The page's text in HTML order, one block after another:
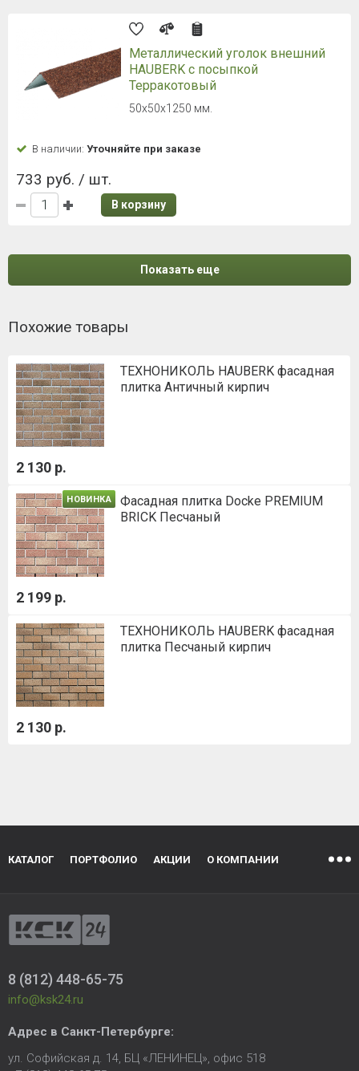
Металлический уголок внешний
HAUBERK с посыпкой
Терракотовый
50х50х1250 мм.
В наличии: Уточняйте при заказе
733 руб. / шт.
В корзину
Показать еще
Похожие товары
ТЕХНОНИКОЛЬ HAUBERK фасадная
плитка Античный кирпич
2 130 р.
НОВИНКА
Фасадная плитка Docke PREMIUM
BRICK Песчаный
2 199 р.
ТЕХНОНИКОЛЬ HAUBERK фасадная
плитка Песчаный кирпич
2 130 р.
КАТАЛОГ ПОРТФОЛИО АКЦИИ О КОМПАНИИ
8 (812) 448-65-75
info@ksk24.ru
Адрес в Санкт-Петербурге:
ул. Софийская д. 14, БЦ «ЛЕНИНЕЦ», офис 518